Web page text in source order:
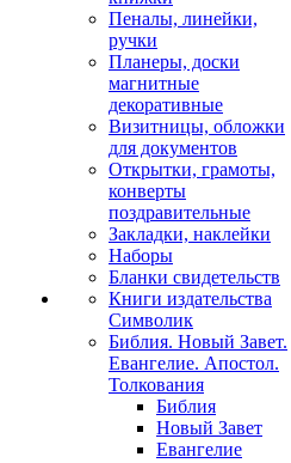
Пеналы, линейки,
ручки
Планеры, доски
магнитные
декоративные
Визитницы, обложки
для документов
Открытки, грамоты,
конверты
поздравительные
Закладки, наклейки
Наборы
Бланки свидетельств
Книги издательства
Символик
Библия. Новый Завет.
Евангелие. Апостол.
Толкования
Библия
Новый Завет
Евангелие